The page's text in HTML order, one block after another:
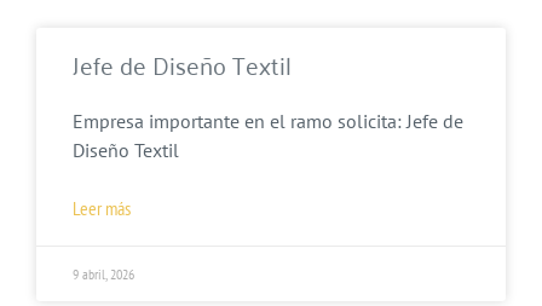
Jefe de Diseño Textil
Empresa importante en el ramo solicita: Jefe de
Diseño Textil
Leer más
9 abril, 2026